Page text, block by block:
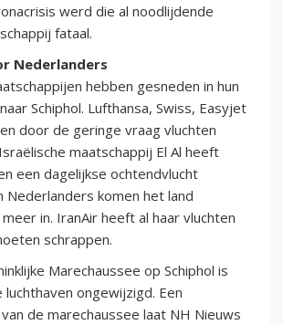
werd die al noodlijdende
fataal.
Nederlanders
hebben gesneden in hun
Schiphol. Lufthansa, Swiss, Easyjet
door de geringe vraag vluchten
maatschappij El Al heeft
een dagelijkse ochtendvlucht
Nederlanders komen het land
in. IranAir heeft al haar vluchten
schrappen.
Marechaussee op Schiphol is
ongewijzigd. Een
de marechaussee laat NH Nieuws